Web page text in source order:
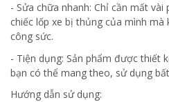
- Sửa chữa nhanh: Chỉ cần mất
chiếc lốp xe bị thủng của mình mà
công sức.
- Tiện dụng: Sản phẩm được thiết
bạn có thể mang theo, sử dụng
Hướng dẫn sử dụng: